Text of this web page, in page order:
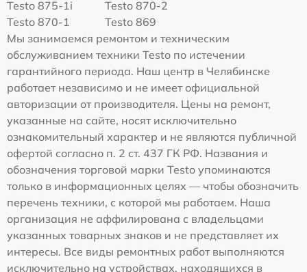
Testo 875-1i
Testo 870-2
Testo 870-1
Testo 869
Мы занимаемся ремонтом и техническим
обслуживанием техники Testo по истечении
гарантийного периода. Наш центр в Челябинске
работает независимо и не имеет официальной
авторизации от производителя. Цены на ремонт,
указанные на сайте, носят исключительно
ознакомительный характер и не являются публичной
офертой согласно п. 2 ст. 437 ГК РФ. Названия и
обозначения торговой марки Testo упоминаются
только в информационных целях — чтобы обозначить
перечень техники, с которой мы работаем. Наша
организация не аффилирована с владельцами
указанных товарных знаков и не представляет их
интересы. Все виды ремонтных работ выполняются
исключительно на устройствах, находящихся в